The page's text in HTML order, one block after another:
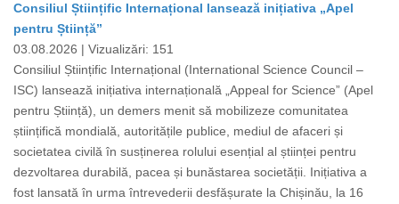
Consiliul Științific Internațional lansează inițiativa „Apel
pentru Știință”
03.08.2026 | Vizualizări: 151
Consiliul Științific Internațional (International Science Council –
ISC) lansează inițiativa internațională „Appeal for Science” (Apel
pentru Știință), un demers menit să mobilizeze comunitatea
științifică mondială, autoritățile publice, mediul de afaceri și
societatea civilă în susținerea rolului esențial al științei pentru
dezvoltarea durabilă, pacea și bunăstarea societății. Inițiativa a
fost lansată în urma întrevederii desfășurate la Chișinău, la 16
Paginare